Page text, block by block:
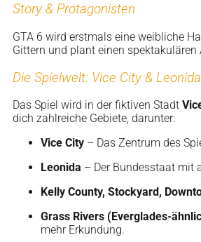
Story & Protagonisten
GTA 6 wird erstmals eine weibliche
Gittern und plant einen
Die Spielwelt: Vice City & Leonida
Das Spiel wird in der fiktiven Stadt
dich zahlreiche Gebiete, darunter:
Vice City – Das Zentrum des
Leonida – Der Bundesstaat mit
Kelly County, Stockyard,
Grass Rivers (Everglades-
mehr Erkundung.